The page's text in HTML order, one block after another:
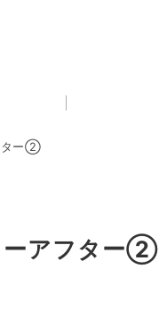
ター②
ーアフター②